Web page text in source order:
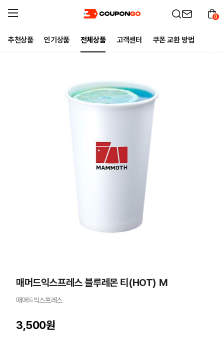
추천상품 인기상품 전체상품 고객센터 쿠폰 교환 방법
0
매머드익스프레스 블루레몬 티(HOT) M
매머드익스프레스
3,500원